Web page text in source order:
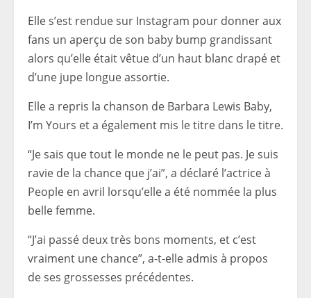
Elle s’est rendue sur Instagram pour donner aux
fans un aperçu de son baby bump grandissant
alors qu’elle était vêtue d’un haut blanc drapé et
d’une jupe longue assortie.
Elle a repris la chanson de Barbara Lewis Baby,
I’m Yours et a également mis le titre dans le titre.
“Je sais que tout le monde ne le peut pas. Je suis
ravie de la chance que j’ai”, a déclaré l’actrice à
People en avril lorsqu’elle a été nommée la plus
belle femme.
“J’ai passé deux très bons moments, et c’est
vraiment une chance”, a-t-elle admis à propos
de ses grossesses précédentes.